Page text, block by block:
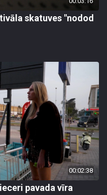
skatuves "nodod
00:02:38
pavada vīra